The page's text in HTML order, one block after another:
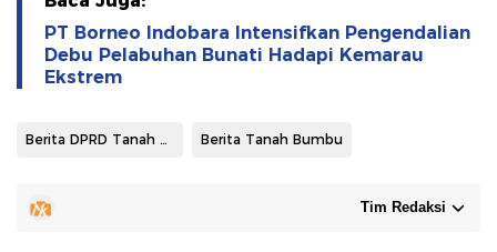
PT Borneo Indobara Intensifkan Pengendalian
Debu Pelabuhan Bunati Hadapi Kemarau
Ekstrem
Berita DPRD Tanah Bumbu Berita Tanah Bumbu
Tim Redaksi